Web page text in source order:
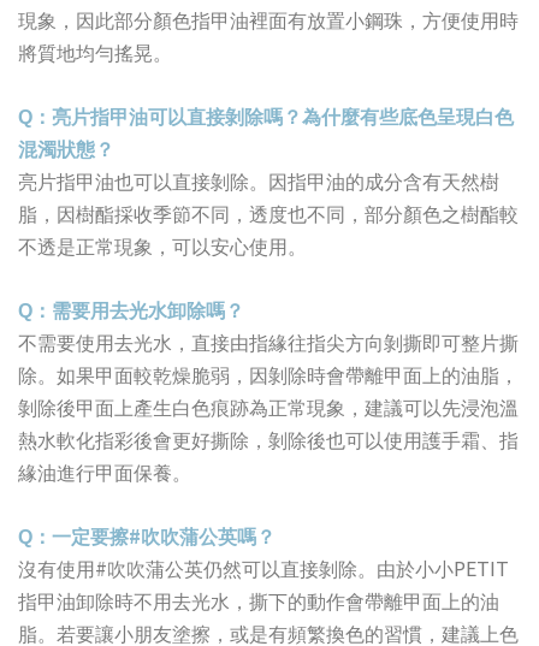
現象，因此部分顏色指甲油裡面有放置小鋼珠，方便使用時
將質地均勻搖晃。
Q ：亮片指甲油可以直接剝除嗎？為什麼有些底色呈現白色
混濁狀態？
亮片指甲油也可以直接剝除。因指甲油的成分含有天然樹
脂，因樹酯採收季節不同，透度也不同，部分顏色之樹酯較
不透是正常現象，可以安心使用。
Q ：需要用去光水卸除嗎？
不需要使用去光水，直接由指緣往指尖方向剝撕即可整片撕
除。如果甲面較乾燥脆弱，因剝除時會帶離甲面上的油脂，
剝除後甲面上產生白色痕跡為正常現象，建議可以先浸泡溫
熱水軟化指彩後會更好撕除，剝除後也可以使用護手霜、指
緣油進行甲面保養。
Q ：一定要擦#吹吹蒲公英嗎？
沒有使用 #吹吹蒲公英仍然可以直接剝除。由於小小PETIT
指甲油卸除時不用去光水，撕下的動作會帶離甲面上的油
脂。若要讓小朋友塗擦，或是有頻繁換色的習慣，建議上色